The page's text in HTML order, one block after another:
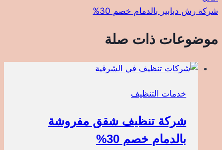
شركة رش دبابير بالدمام خصم 30%
موضوعات ذات صلة
خدمات التنظيف
شركة تنظيف شقق مفروشة
بالدمام خصم 30%